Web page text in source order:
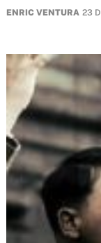
ENRIC VENTURA 23